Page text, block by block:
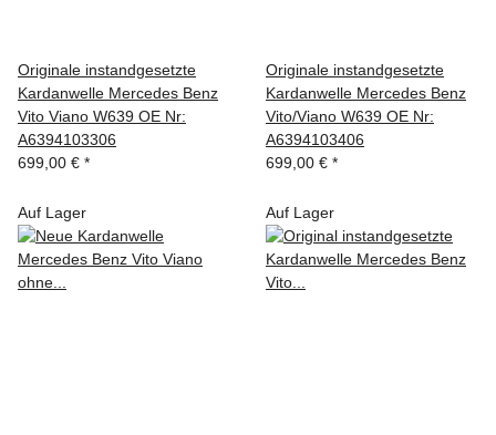
Originale instandgesetzte
Kardanwelle Mercedes Benz
Vito Viano W639 OE Nr:
A6394103306
699,00 € *
Originale instandgesetzte
Kardanwelle Mercedes Benz
Vito/Viano W639 OE Nr:
A6394103406
699,00 € *
Auf Lager Auf Lager